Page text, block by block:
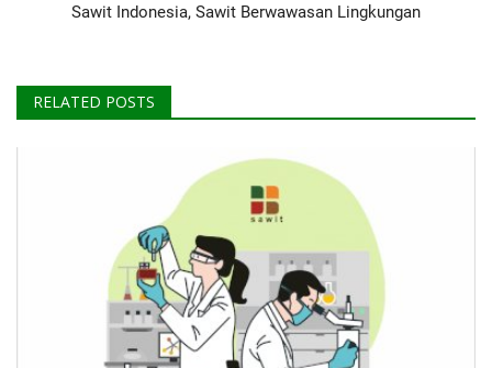
Sawit Indonesia, Sawit Berwawasan Lingkungan
RELATED POSTS